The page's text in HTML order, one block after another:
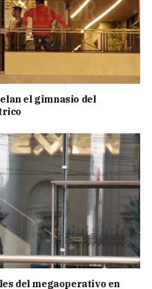
el gimnasio del
del megaoperativo en